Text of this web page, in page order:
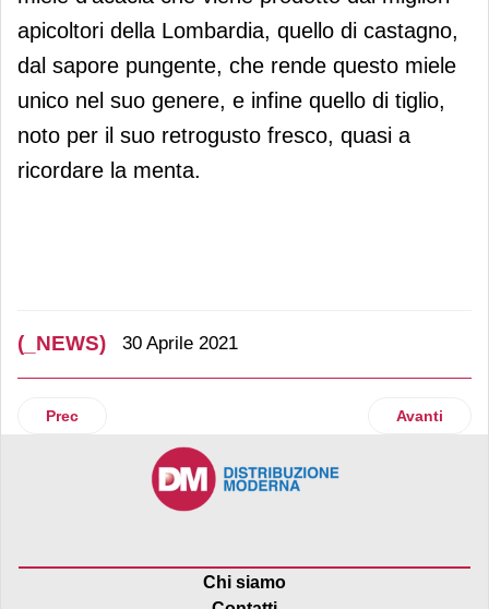
apicoltori della Lombardia, quello di castagno,
dal sapore pungente, che rende questo miele
unico nel suo genere, e infine quello di tiglio,
noto per il suo retrogusto fresco, quasi a
ricordare la menta.
(_NEWS) 30 Aprile 2021
Articolo precedente: Fisher-Price presenta una nuova
Prec Articolo
Avanti
Chi siamo